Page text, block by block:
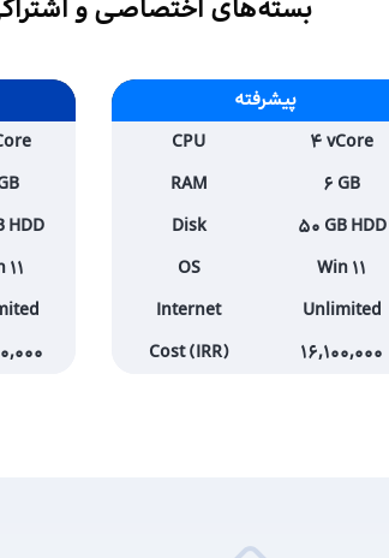
بسته‌های اختصاصی و
پیشرفته
4 vCore
CPU
6 GB
RAM
50 GB HDD
Disk
Win 11
OS
Unlimited
Internet
16,100,000
Cost (IRR)
HDD
11